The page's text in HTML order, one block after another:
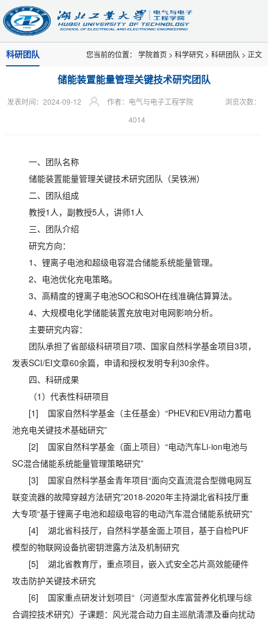
科研团队 您当前的位置： 学院首页 > 科学研究 > 科研团队 > 正文
储能装置能量管理关键技术研究团队
发表时间：2024-09-12 作者：电气与电子工程学院
浏览次数：
4014
一、团队名称
储能装置能量管理关键技术研究团队（吴铁洲）
二、团队组成
教授1人，副教授5人，讲师1人
三、团队介绍
研究方向：
1、锂离子电池和超级电容混合储能系统能量管理。
2、电池优化充电策略。
3、高精度的锂离子电池SOC和SOH在线准确估算算法。
4、大规模电化学储能装置充放电对电网影响分析。
主要研究内容：
团队承担了省部级科研项目7项、国家自然科学基金项目3项，
发表SCI/EI文章60余篇，申请和授权发明专利30余件。
四、科研成果
（1）代表性科研项目
[1] 国家自然科学基金（主任基金）“PHEV和EV用动力蓄电
池充电关键技术基础研究”
[2] 国家自然科学基金（面上项目）“电动汽车Li-ion电池与
SC混合储能系统能量管理策略研究”
[3] 国家自然科学基金青年项目“面向交直流混合型微电网互
联变流器的故障穿越方法研究”2018-2020年主持湖北省科技厅重
大专项“基于锂离子电池和超级电容的电动汽车混合储能系统研究”
[4] 湖北省科技厅，自然科学基金面上项目，基于自检PUF
模型的物联网设备抗密钥泄露方法及机制研究
[5] 湖北省教育厅，重点项目，嵌入式安全芯片高效能硬件
攻击防护关键技术研究
[6] 国家重点研发计划项目“（河道型水库富营养化机理与综
合调控技术研究）子课题：风光混合动力自主巡航清漂及垂向扰动